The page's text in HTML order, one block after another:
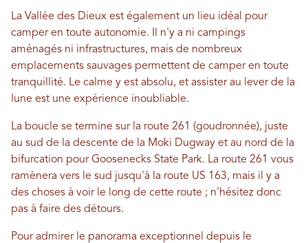
La Vallée des Dieux est également un lieu idéal pour
camper en toute autonomie. Il n'y a ni campings
aménagés ni infrastructures, mais de nombreux
emplacements sauvages permettent de camper en toute
tranquillité. Le calme y est absolu, et assister au lever de la
lune est une expérience inoubliable.
La boucle se termine sur la route 261 (goudronnée), juste
au sud de la descente de la Moki Dugway et au nord de la
bifurcation pour Goosenecks State Park. La route 261 vous
ramènera vers le sud jusqu'à la route US 163, mais il y a
des choses à voir le long de cette route ; n'hésitez donc
pas à faire des détours.
Pour admirer le panorama exceptionnel depuis le